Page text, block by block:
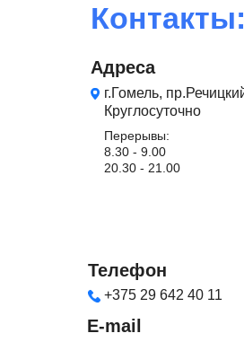
Контакты:
Адреса
г.Гомель,
Круглосуточно
Перерывы:
8.30 - 9.00
20.30 - 21.00
Телефон
+375 29 642 40 11
E-mail